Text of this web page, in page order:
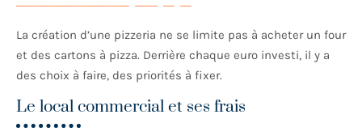
La création d’une pizzeria ne se limite pas à acheter un four
et des cartons à pizza. Derrière chaque euro investi, il y a
des choix à faire, des priorités à fixer.
Le local commercial et ses frais